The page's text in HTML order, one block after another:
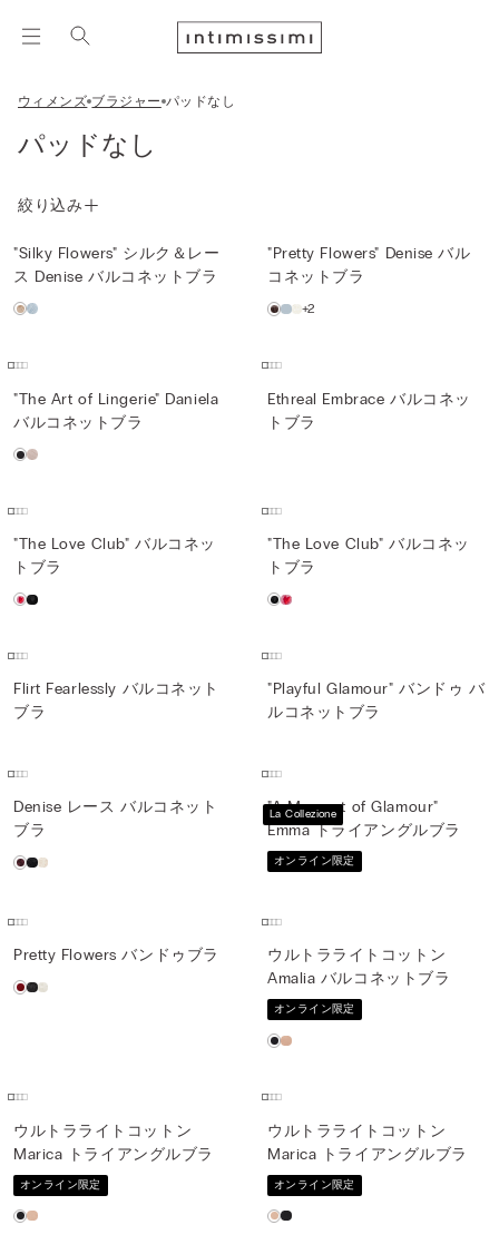
ウィメンズ ブラジャー パッドなし
パッドなし
絞り込み
"Silky Flowers" シルク＆レー
ス Denise バルコネットブラ
"Pretty Flowers" Denise バル
コネットブラ
+2
"The Art of Lingerie" Daniela
バルコネットブラ
Ethreal Embrace バルコネッ
トブラ
"The Love Club" バルコネッ
トブラ
"The Love Club" バルコネッ
トブラ
Flirt Fearlessly バルコネット
ブラ
"Playful Glamour" バンドゥ バ
ルコネットブラ
Denise レース バルコネット
ブラ
La Collezione
"A Moment of Glamour"
Emma トライアングルブラ
オンライン限定
Pretty Flowers バンドゥブラ
ウルトラライトコットン
Amalia バルコネットブラ
オンライン限定
ウルトラライトコットン
Marica トライアングルブラ
オンライン限定
ウルトラライトコットン
Marica トライアングルブラ
オンライン限定